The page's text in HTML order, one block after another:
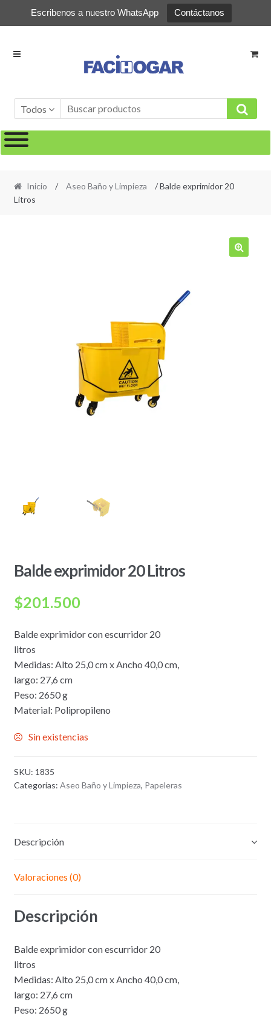
Escribenos a nuestro WhatsApp Contáctanos
Ir
Ir
Todos
Inicio / Aseo Baño y Limpieza
/ Balde exprimidor 20
Litros
Balde exprimidor 20 Litros
$201.500
Balde exprimidor con escurridor 20
litros
Medidas: Alto 25,0 cm x Ancho 40,0 cm,
largo: 27,6 cm
Peso: 2650 g
Material: Polipropileno
Sin existencias
SKU: 1835
Categorías: Aseo Baño y Limpieza, Papeleras
Descripción
Valoraciones (0)
Descripción
Balde exprimidor con escurridor 20
litros
Medidas: Alto 25,0 cm x Ancho 40,0 cm,
largo: 27,6 cm
Peso: 2650 g